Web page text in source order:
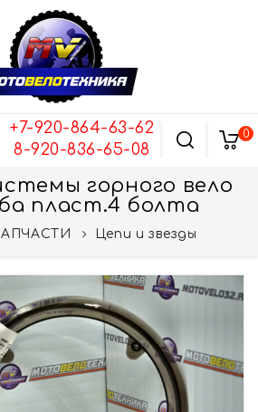
+7-920-864-63-62
8-920-836-65-08
0
горного вело
пласт.4 болта
Цепи и звезды